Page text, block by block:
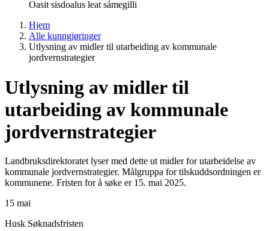
Oasit sisdoalus leat sámegilli
Hjem
Alle kunngjøringer
Utlysning av midler til utarbeiding av kommunale
jordvernstrategier
Utlysning av midler til
utarbeiding av kommunale
jordvernstrategier
Landbruksdirektoratet lyser med dette ut midler for utarbeidelse av
kommunale jordvernstrategier. Målgruppa for tilskuddsordningen er
kommunene. Fristen for å søke er 15. mai 2025.
15 mai
Husk Søknadsfristen